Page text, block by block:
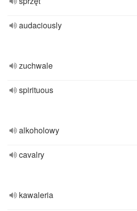
audaciously
zuchwale
spirituous
alkoholowy
cavalry
kawaleria